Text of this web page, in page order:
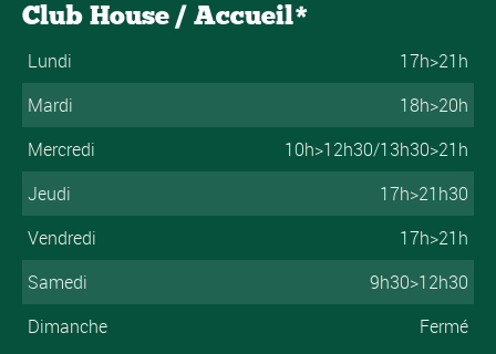
Club House / Accueil*
Lundi
17h>21h
Mardi
18h>20h
Mercredi
10h>12h30/13h30>21h
Jeudi
17h>21h30
Vendredi
17h>21h
Samedi
9h30>12h30
Dimanche
Fermé